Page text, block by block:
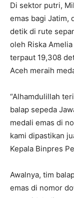
Di sektor putri,
emas bagi Jatim,
detik di rute
oleh Riska
terpaut 19,308
Aceh meraih
“Alhamdulillah
balap sepeda
medali emas di
kami dipastikan
Kepala Binpres
Awalnya, tim
emas di nomor